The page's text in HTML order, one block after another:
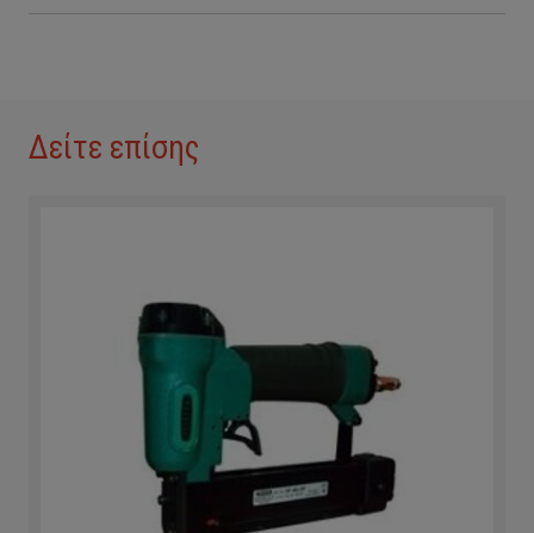
Δείτε επίσης